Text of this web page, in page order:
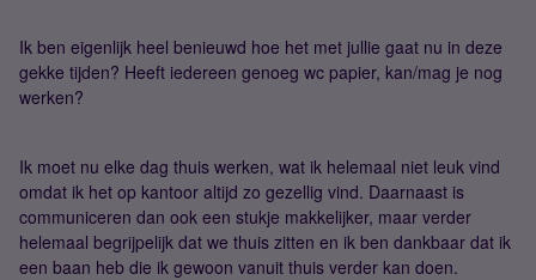
Ik ben eigenlijk heel benieuwd hoe het met jullie gaat nu in deze
gekke tijden? Heeft iedereen genoeg wc papier, kan/mag je nog
werken?
Ik moet nu elke dag thuis werken, wat ik helemaal niet leuk vind
omdat ik het op kantoor altijd zo gezellig vind. Daarnaast is
communiceren dan ook een stukje makkelijker, maar verder
helemaal begrijpelijk dat we thuis zitten en ik ben dankbaar dat ik
een baan heb die ik gewoon vanuit thuis verder kan doen.